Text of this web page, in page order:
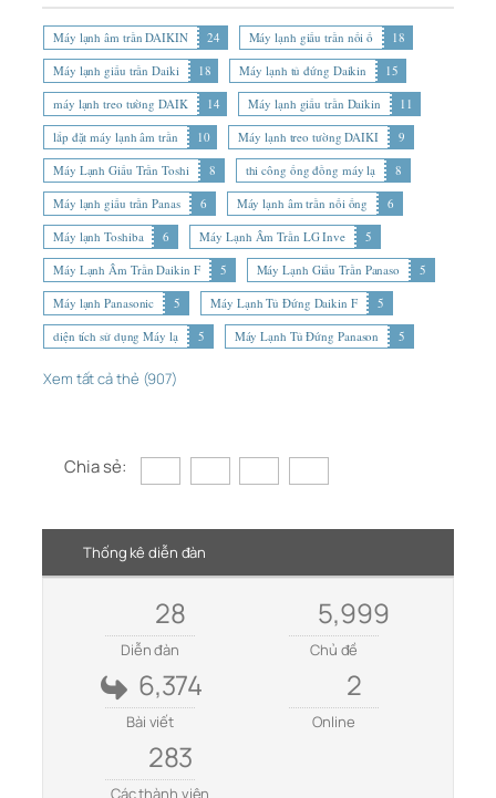
Máy lạnh âm trần DAIKIN 24 Máy lạnh giấu trần nối ố
18
Máy lạnh giấu trần Daiki
18 Máy lạnh tủ đứng Daikin
15
máy lạnh treo tường DAIK
14 Máy lạnh giấu trần Daikin
11
lắp đặt máy lạnh âm trần
10 Máy lạnh treo tường DAIKI
9
Máy Lạnh Giấu Trần Toshi
8 thi công ống đồng máy lạ
8
Máy lạnh giấu trần Panas
6 Máy lạnh âm trần nối ống
6
Máy lạnh Toshiba
6 Máy Lạnh Âm Trần LG Inve
5
Máy Lạnh Âm Trần Daikin F
5 Máy Lạnh Giấu Trần Panaso
5
Máy lạnh Panasonic
5 Máy Lạnh Tủ Đứng Daikin F
5
diện tích sử dụng Máy lạ
5 Máy Lạnh Tủ Đứng Panason 5
Xem tất cả thẻ (907)
Chia sẻ:
Thống kê diễn đàn
28
Diễn đàn
5,999
Chủ đề
6,374
Bài viết
2
Online
283
Các thành viên